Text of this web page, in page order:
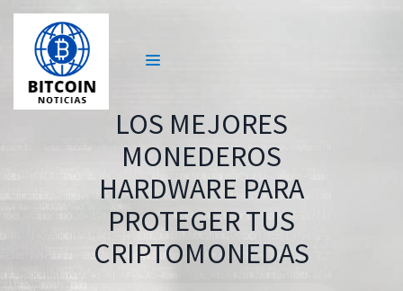
LOS MEJORES
MONEDEROS
HARDWARE PARA
PROTEGER TUS
CRIPTOMONEDAS